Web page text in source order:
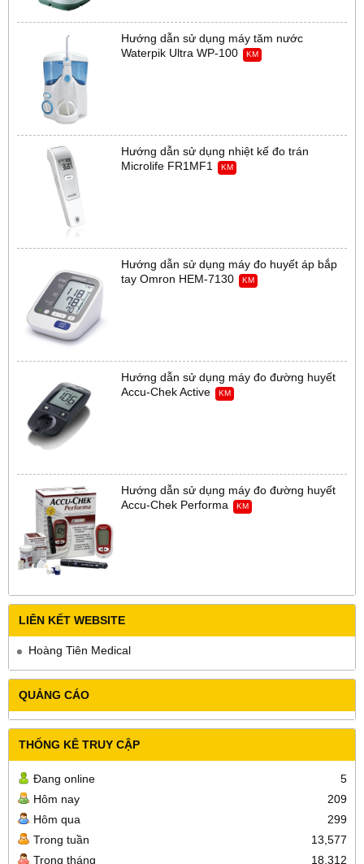
Hướng dẫn sử dụng máy tăm nước
Waterpik Ultra WP-100
KM
Hướng dẫn sử dụng nhiệt kế đo trán
Microlife FR1MF1
KM
Hướng dẫn sử dụng máy đo huyết áp bắp
tay Omron HEM-7130
KM
Hướng dẫn sử dụng máy đo đường huyết
Accu-Chek Active
KM
Hướng dẫn sử dụng máy đo đường huyết
Accu-Chek Performa
KM
LIÊN KẾT WEBSITE
Hoàng Tiên Medical
QUẢNG CÁO
THỐNG KÊ TRUY CẬP
Đang online
5
Hôm nay
209
Hôm qua
299
Trong tuần
13,577
Trong tháng
18,312